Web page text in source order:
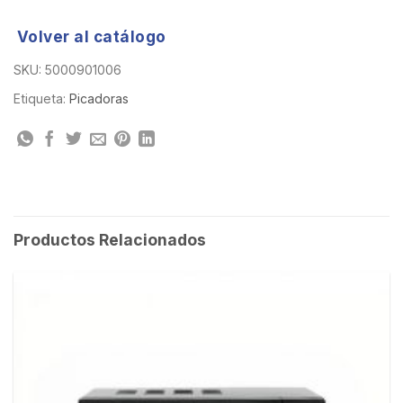
Volver al catálogo
SKU: 5000901006
Etiqueta: Picadoras
Productos Relacionados